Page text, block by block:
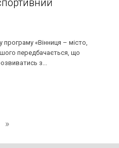
програму «Вінниця – місто,
передбачається, що
з...
»